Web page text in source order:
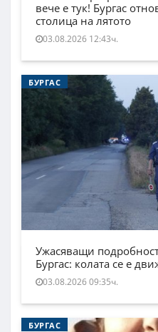
вече е тук! Бургас
столица на лятото
03.08.2026 12:43ч.
БУРГАС
Ужасяващи
Бургас: колата се е
03.08.2026 09:35ч.
БУРГАС